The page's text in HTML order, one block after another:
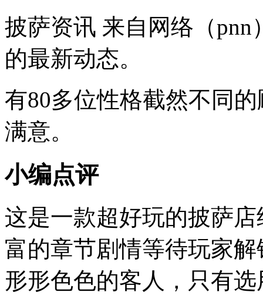
披萨资讯 来自网络（
的最新动态。
有80多位性格截然不同
满意。
小编点评
这是一款超好玩的披萨
富的章节剧情等待玩家
形形色色的客人，只有